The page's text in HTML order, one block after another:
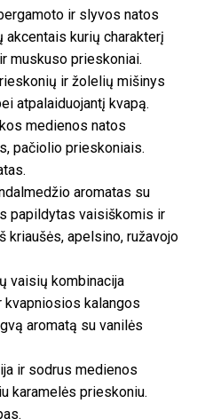
ir slyvos natos
kurių charakterį
muskuso prieskoniai.
ir žolelių mišinys
atpalaiduojantį kvapą.
medienos natos
pačiolio prieskoniais.
aromatas su
papildytas vaisiškomis ir
kriaušės, apelsino, ružavojo
vaisių kombinacija
kalangos
aromatą su vanilės
ir sodrus medienos
karamelės prieskoniu.